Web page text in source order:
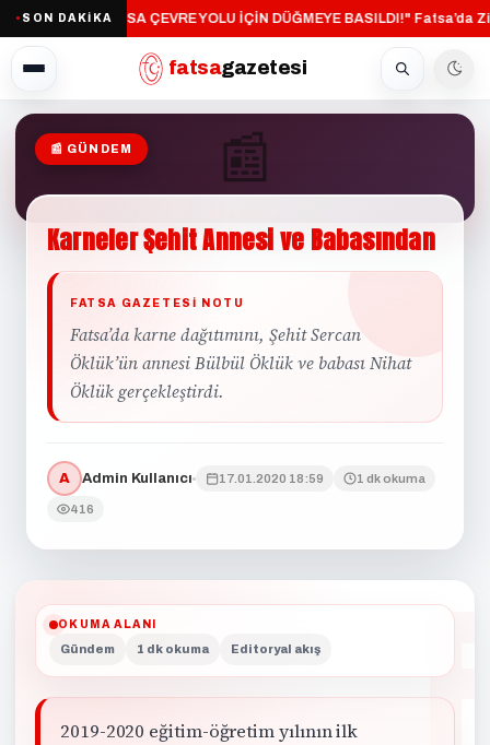
● SON DAKİKA"FATSA ÇEVRE YOLU İÇİN DÜĞMEYE BASILDI!"·Fatsa’da
fatsagazetesi
📰
📰 GÜNDEM
KarnelerŞehitAnnesive Babasından
FATSA GAZETESI NOTU
Fatsa’da karne dağıtımını, Şehit Sercan
Öklük’ün annesi Bülbül Öklük ve babası Nihat
Öklük gerçekleştirdi.
A Admin Kullanıcı 17.01.2020 18:59 1 dk okuma
416
OKUMA ALANI
Gündem 1 dk okuma Editoryal akış
2019-2020 eğitim-öğretim yılının ilk